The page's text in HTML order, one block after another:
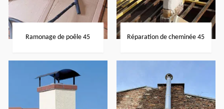
Ramonage de poêle 45 Réparation de cheminée 45